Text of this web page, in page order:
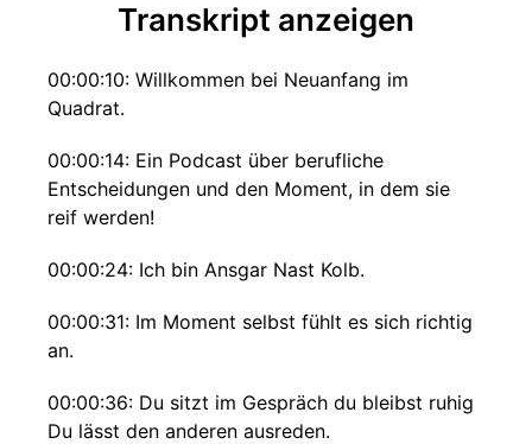
Transkript anzeigen
00:00:10: Willkommen bei Neuanfang im
Quadrat.
00:00:14: Ein Podcast über berufliche
Entscheidungen und den Moment, in dem sie
reif werden!
00:00:24: Ich bin Ansgar Nast Kolb.
00:00:31: Im Moment selbst fühlt es sich richtig
an.
00:00:36: Du sitzt im Gespräch du bleibst ruhig
Du lässt den anderen ausreden.